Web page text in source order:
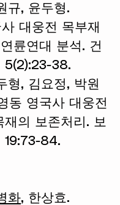
규, 윤두형.
대웅전 목부재
륜연대 분석. 건
5(2):23-38.
형, 김요정, 박원
동 영국사 대웅전
재의 보존처리. 보
19:73-84.
화, 한상효.